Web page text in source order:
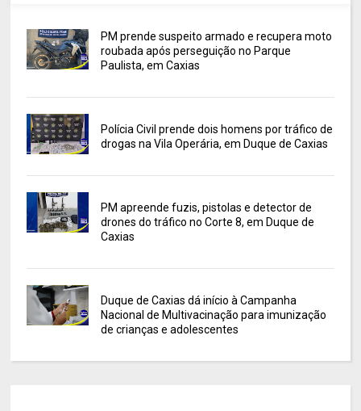
PM prende suspeito armado e recupera moto
roubada após perseguição no Parque
Paulista, em Caxias
Polícia Civil prende dois homens por tráfico de
drogas na Vila Operária, em Duque de Caxias
PM apreende fuzis, pistolas e detector de
drones do tráfico no Corte 8, em Duque de
Caxias
Duque de Caxias dá início à Campanha
Nacional de Multivacinação para imunização
de crianças e adolescentes